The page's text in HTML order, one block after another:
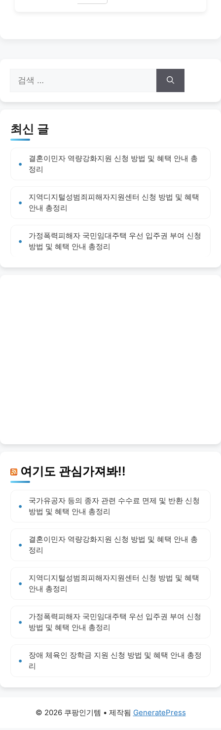
색:
최신 글
결혼이민자 역량강화지원 신청 방법 및 혜택 안내 총
정리
지역디지털성범죄피해자지원센터 신청 방법 및 혜택
안내 총정리
가정폭력피해자 국민임대주택 우선 입주권 부여 신청
방법 및 혜택 안내 총정리
여기도 관심가져봐!!
국가유공자 등의 종자 관련 수수료 면제 및 반환 신청
방법 및 혜택 안내 총정리
결혼이민자 역량강화지원 신청 방법 및 혜택 안내 총
정리
지역디지털성범죄피해자지원센터 신청 방법 및 혜택
안내 총정리
가정폭력피해자 국민임대주택 우선 입주권 부여 신청
방법 및 혜택 안내 총정리
장애 체육인 장학금 지원 신청 방법 및 혜택 안내 총정
리
© 2026 쿠팡인기템 • 제작됨 GeneratePress